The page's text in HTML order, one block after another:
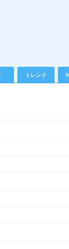
トレンド